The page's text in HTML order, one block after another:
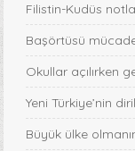
Filistin-Kudüs
Başörtüsü
Okullar açılırken
Yeni Türkiye’nin
Büyük ülke